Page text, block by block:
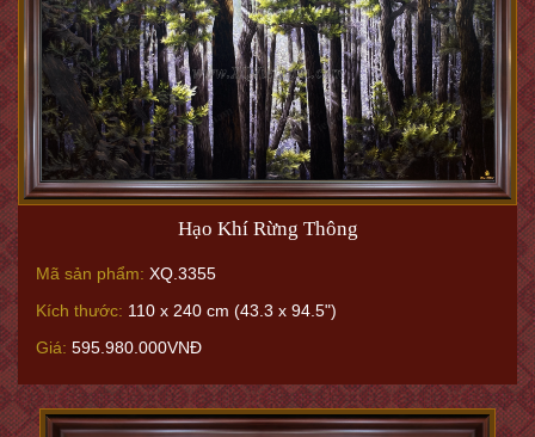
Hạo Khí Rừng Thông
Mã sản phẩm: XQ.3355
Kích thước: 110 x 240 cm (43.3 x 94.5")
Giá: 595.980.000VNĐ